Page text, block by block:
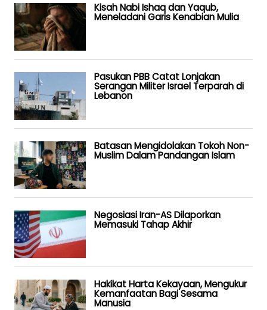
Kisah Nabi Ishaq dan Yaqub,
Meneladani Garis Kenabian Mulia
Pasukan PBB Catat Lonjakan
Serangan Militer Israel Terparah di
Lebanon
Batasan Mengidolakan Tokoh Non-
Muslim Dalam Pandangan Islam
Negosiasi Iran-AS Dilaporkan
Memasuki Tahap Akhir
Hakikat Harta Kekayaan, Mengukur
Kemanfaatan Bagi Sesama
Manusia